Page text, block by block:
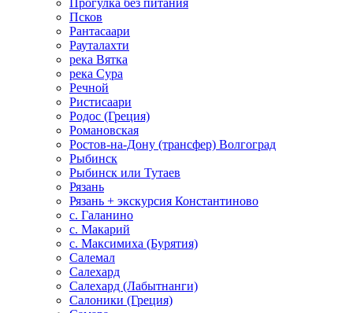
Прогулка без питания
Псков
Рантасаари
Рауталахти
река Вятка
река Сура
Речной
Ристисаари
Родос (Греция)
Романовская
Ростов-на-Дону (трансфер) Волгоград
Рыбинск
Рыбинск или Тутаев
Рязань
Рязань + экскурсия Константиново
с. Галанино
с. Макарий
с. Максимиха (Бурятия)
Салемал
Салехард
Салехард (Лабытнанги)
Салоники (Греция)